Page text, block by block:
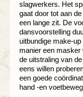
slagwerkers. Het
gaat door tot aan
een lange zit. De
dansvoorstelling
uitbundige make-
manier een
de uitstraling van
eens willen
een goede
hand -en